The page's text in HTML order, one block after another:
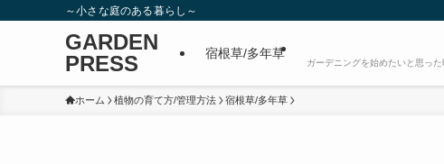
～小さな庭のある暮らし～
GARDEN
PRESS
宿根草/多年草
ガーデニングを始めたいと思っ
ホーム 植物の育て方/管理方法 宿根草/多年草